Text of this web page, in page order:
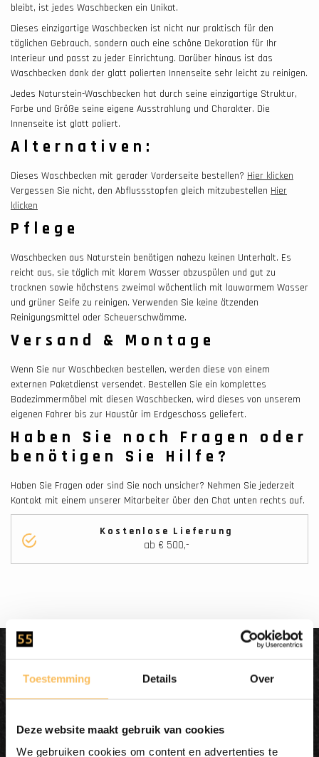
Toestemming Details Over
Deze website maakt gebruik van cookies
We gebruiken cookies om content en advertenties te
bleibt, ist jedes Waschbecken ein Unikat.
Dieses einzigartige Waschbecken ist nicht nur praktisch für den
täglichen Gebrauch, sondern auch eine schöne Dekoration für Ihr
Interieur und passt zu jeder Einrichtung. Darüber hinaus ist das
Waschbecken dank der glatt polierten Innenseite sehr leicht zu reinigen.
Jedes Naturstein-Waschbecken hat durch seine einzigartige Struktur,
Farbe und Größe seine eigene Ausstrahlung und Charakter. Die
Innenseite ist glatt poliert.
Alternativen:
Dieses Waschbecken mit gerader Vorderseite bestellen? Hier klicken
Vergessen Sie nicht, den Abflussstopfen gleich mitzubestellen Hier
klicken
Pflege
Waschbecken aus Naturstein benötigen nahezu keinen Unterhalt. Es
reicht aus, sie täglich mit klarem Wasser abzuspülen und gut zu
trocknen sowie höchstens zweimal wöchentlich mit lauwarmem Wasser
und grüner Seife zu reinigen. Verwenden Sie keine ätzenden
Reinigungsmittel oder Scheuerschwämme.
Versand & Montage
Wenn Sie nur Waschbecken bestellen, werden diese von einem
externen Paketdienst versendet. Bestellen Sie ein komplettes
Badezimmermöbel mit diesen Waschbecken, wird dieses von unserem
eigenen Fahrer bis zur Haustür im Erdgeschoss geliefert.
Haben Sie noch Fragen oder
benötigen Sie Hilfe?
Haben Sie Fragen oder sind Sie noch unsicher? Nehmen Sie jederzeit
Kontakt mit einem unserer Mitarbeiter über den Chat unten rechts auf.
Kostenlose Lieferung
ab € 500,-
Dit wordt'n
Enjoy